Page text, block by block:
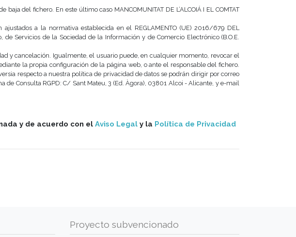
del fichero. En este último caso MANCOMUNITAT DE L’ALCOIÁ I EL COMTAT
a la normativa establecida en el REGLAMENTO (UE) 2016/679 DEL
Servicios de la Sociedad de la Información y de Comercio Electrónico (B.O.E.
y cancelación. Igualmente, el usuario puede, en cualquier momento, revocar el
la propia configuración de la página web, o ante el responsable del fichero.
respecto a nuestra política de privacidad de datos se podrán dirigir por correo
de Consulta RGPD: C/ Sant Mateu, 3 (Ed. Àgora), 03801 Alcoi - Alicante, y e-mail
y de acuerdo con el Aviso Legal y la Política de Privacidad
Proyecto subvencionado